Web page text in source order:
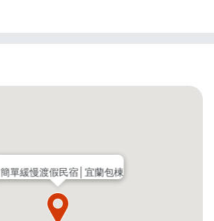
簡單緩慢渡假民宿│宜蘭包棟